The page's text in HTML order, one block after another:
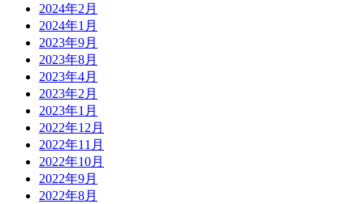
2024年2月
2024年1月
2023年9月
2023年8月
2023年4月
2023年2月
2023年1月
2022年12月
2022年11月
2022年10月
2022年9月
2022年8月